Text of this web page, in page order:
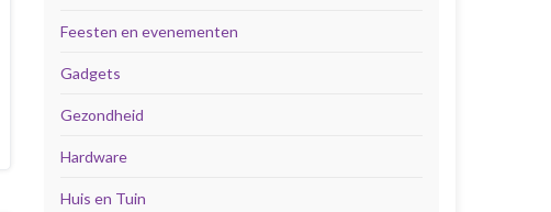
Feesten en evenementen
Gadgets
Gezondheid
Hardware
Huis en Tuin